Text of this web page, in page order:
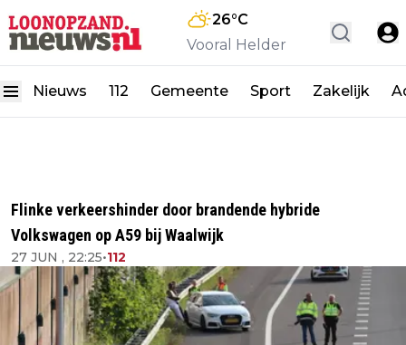
26°C
Vooral Helder
Nieuws 112 Gemeente Sport Zakelijk
Flinke verkeershinder door brandende hybride
Volkswagen op A59 bij Waalwijk
27 JUN , 22:25•112